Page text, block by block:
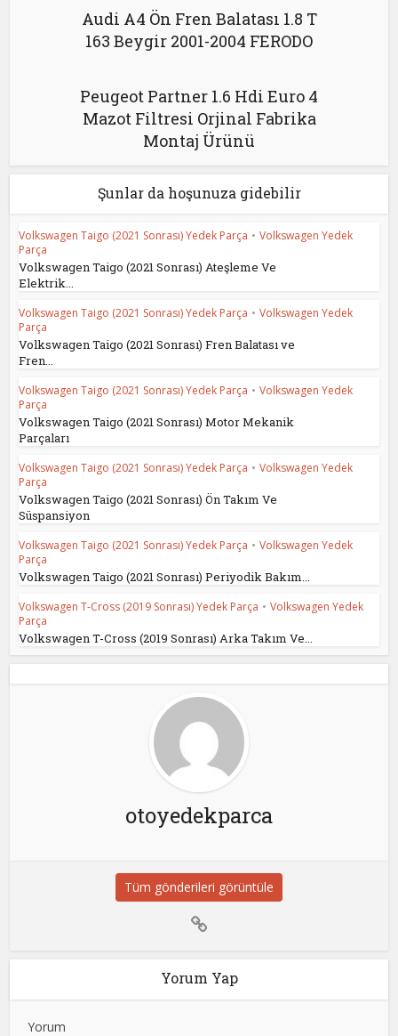
Audi A4 Ön Fren Balatası 1.8 T
163 Beygir 2001-2004 FERODO
Peugeot Partner 1.6 Hdi Euro 4
Mazot Filtresi Orjinal Fabrika
Montaj Ürünü
Şunlar da hoşunuza gidebilir
Volkswagen Taigo (2021 Sonrası) Yedek Parça • Volkswagen Yedek
Parça
Volkswagen Taigo (2021 Sonrası) Ateşleme Ve
Elektrik...
Volkswagen Taigo (2021 Sonrası) Yedek Parça • Volkswagen Yedek
Parça
Volkswagen Taigo (2021 Sonrası) Fren Balatası ve
Fren...
Volkswagen Taigo (2021 Sonrası) Yedek Parça • Volkswagen Yedek
Parça
Volkswagen Taigo (2021 Sonrası) Motor Mekanik
Parçaları
Volkswagen Taigo (2021 Sonrası) Yedek Parça • Volkswagen Yedek
Parça
Volkswagen Taigo (2021 Sonrası) Ön Takım Ve
Süspansiyon
Volkswagen Taigo (2021 Sonrası) Yedek Parça • Volkswagen Yedek
Parça
Volkswagen Taigo (2021 Sonrası) Periyodik Bakım...
Volkswagen T-Cross (2019 Sonrası) Yedek Parça • Volkswagen Yedek
Parça
Volkswagen T-Cross (2019 Sonrası) Arka Takım Ve...
otoyedekparca
Tüm gönderileri görüntüle
Yorum Yap
Yorum